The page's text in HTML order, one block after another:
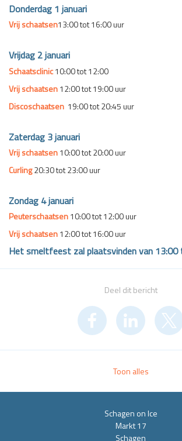
Donderdag 1 januari
Vrij schaatsen13:00 tot 16:00 uur
Vrijdag 2 januari
Schaatsclinic10:00 tot 12:00
Vrij schaatsen12:00 tot 19:00 uur
Discoschaatsen 19:00 tot 20:45 uur
Zaterdag 3 januari
Vrij schaatsen10:00 tot 20:00 uur
Curling20:30 tot 23:00 uur
Zondag 4 januari
Peuterschaatsen10:00 tot 12:00 uur
Vrij schaatsen12:00 tot 16:00 uur
Het smeltfeest zal plaatsvinden van
Deel dit bericht
Toon alles
Schagen on Ice
Markt 17
Schagen